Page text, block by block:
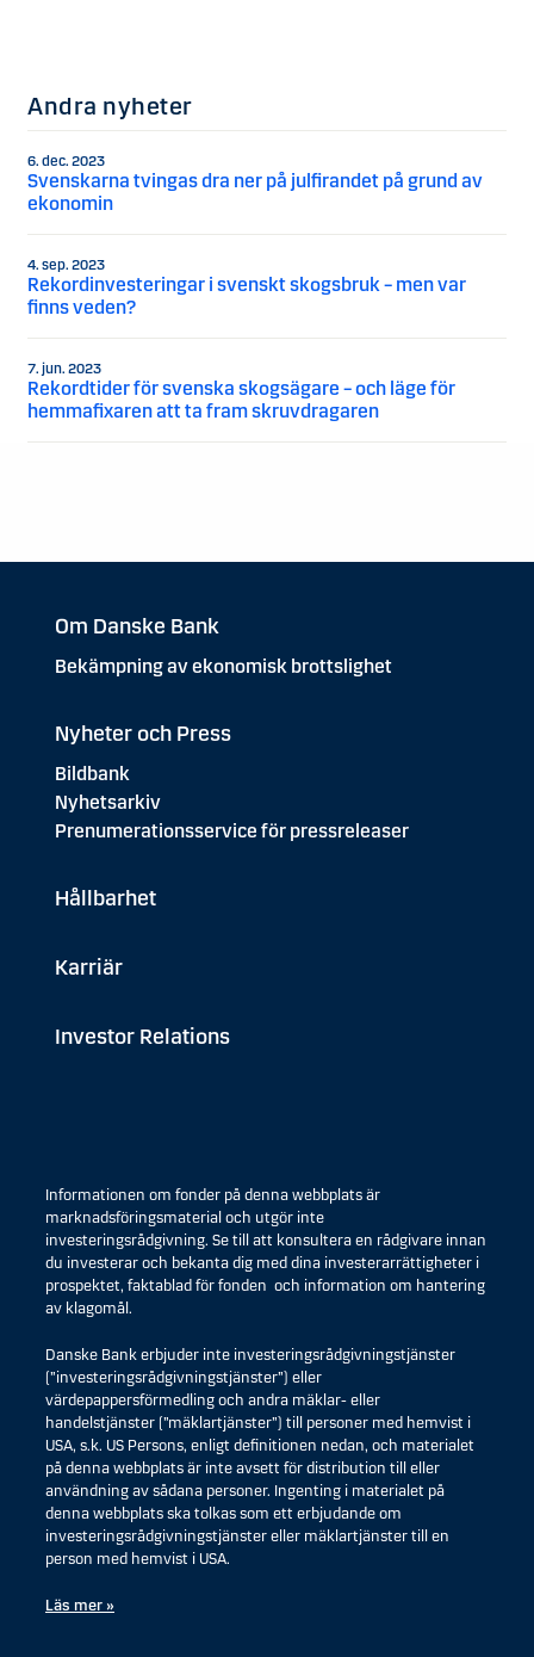
Andra nyheter
6. dec. 2023
Svenskarna tvingas dra ner på julfirandet på grund av
ekonomin
4. sep. 2023
Rekordinvesteringar i svenskt skogsbruk – men var
finns veden?
7. jun. 2023
Rekordtider för svenska skogsägare – och läge för
hemmafixaren att ta fram skruvdragaren
Om Danske Bank
Bekämpning av ekonomisk brottslighet
Nyheter och Press
Bildbank
Nyhetsarkiv
Prenumerationsservice för pressreleaser
Hållbarhet
Karriär
Investor Relations
Informationen om fonder på denna webbplats är
marknadsföringsmaterial och utgör inte
investeringsrådgivning. Se till att konsultera en rådgivare innan
du investerar och bekanta dig med dina investerarrättigheter i
prospektet, faktablad för fonden och information om hantering
av klagomål.
Danske Bank erbjuder inte investeringsrådgivningstjänster
(”investeringsrådgivningstjänster”) eller
värdepappersförmedling och andra mäklar- eller
handelstjänster (”mäklartjänster”) till personer med hemvist i
USA, s.k. US Persons, enligt definitionen nedan, och materialet
på denna webbplats är inte avsett för distribution till eller
användning av sådana personer. Ingenting i materialet på
denna webbplats ska tolkas som ett erbjudande om
investeringsrådgivningstjänster eller mäklartjänster till en
person med hemvist i USA.
Läs mer »